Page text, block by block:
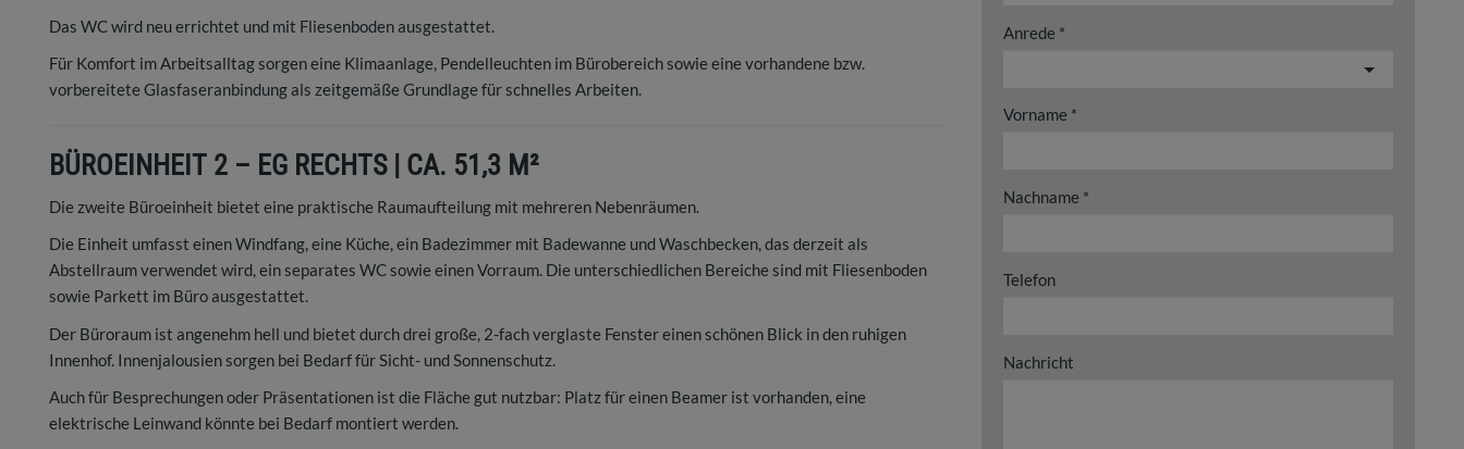
Das WC wird neu errichtet und mit Fliesenboden ausgestattet.
Für Komfort im Arbeitsalltag sorgen eine Klimaanlage, Pendelleuchten im Bürobereich sowie eine vorhandene bzw.
vorbereitete Glasfaseranbindung als zeitgemäße Grundlage für schnelles Arbeiten.
BÜROEINHEIT 2 – EG RECHTS | CA. 51,3 M²
Die zweite Büroeinheit bietet eine praktische Raumaufteilung mit mehreren Nebenräumen.
Die Einheit umfasst einen Windfang, eine Küche, ein Badezimmer mit Badewanne und Waschbecken, das derzeit als
Abstellraum verwendet wird, ein separates WC sowie einen Vorraum. Die unterschiedlichen Bereiche sind mit Fliesenboden
sowie Parkett im Büro ausgestattet.
Der Büroraum ist angenehm hell und bietet durch drei große, 2-fach verglaste Fenster einen schönen Blick in den ruhigen
Innenhof. Innenjalousien sorgen bei Bedarf für Sicht- und Sonnenschutz.
Auch für Besprechungen oder Präsentationen ist die Fläche gut nutzbar: Platz für einen Beamer ist vorhanden, eine
elektrische Leinwand könnte bei Bedarf montiert werden.
Anrede
Vorname
Nachname
Telefon
Nachricht